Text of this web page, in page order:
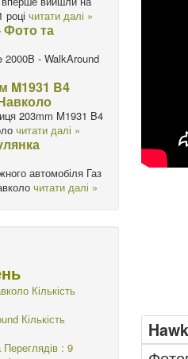
році читати далі »
Фото та
- WalkAround
M1931 B4
203mm M1931 B4
читати далі »
автомобіля Газ
читати далі »
Кількість
Кількість
: 9